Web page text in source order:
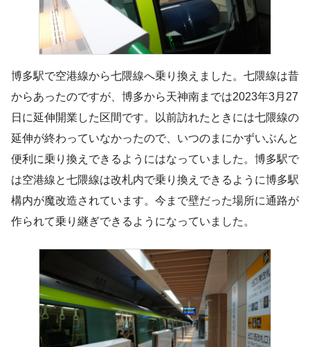
博多駅で空港線から七隈線へ乗り換えました。七隈線は昔
からあったのですが、博多から天神南までは2023年3月27
日に延伸開業した区間です。以前訪れたときには七隈線の
延伸が終わっていなかったので、いつのまにかずいぶんと
便利に乗り換えできるようにはなっていました。博多駅で
は空港線と七隈線は改札内で乗り換えできるように博多駅
構内が魔改造されています。今まで壁だった場所に通路が
作られて乗り継ぎできるようになっていました。